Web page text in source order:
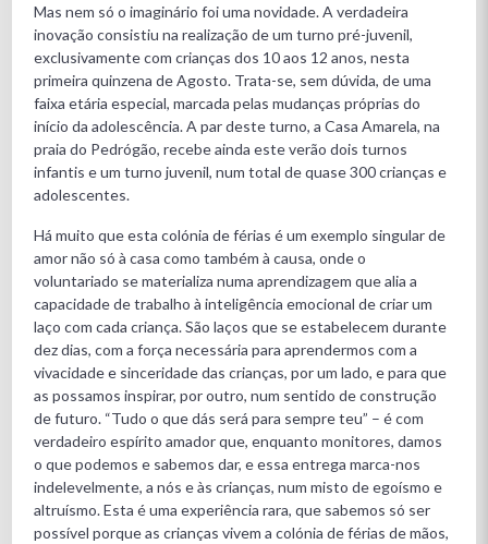
Mas nem só o imaginário foi uma novidade. A verdadeira
inovação consistiu na realização de um turno pré-juvenil,
exclusivamente com crianças dos 10 aos 12 anos, nesta
primeira quinzena de Agosto. Trata-se, sem dúvida, de uma
faixa etária especial, marcada pelas mudanças próprias do
início da adolescência. A par deste turno, a Casa Amarela, na
praia do Pedrógão, recebe ainda este verão dois turnos
infantis e um turno juvenil, num total de quase 300 crianças e
adolescentes.
Há muito que esta colónia de férias é um exemplo singular de
amor não só à casa como também à causa, onde o
voluntariado se materializa numa aprendizagem que alia a
capacidade de trabalho à inteligência emocional de criar um
laço com cada criança. São laços que se estabelecem durante
dez dias, com a força necessária para aprendermos com a
vivacidade e sinceridade das crianças, por um lado, e para que
as possamos inspirar, por outro, num sentido de construção
de futuro. “Tudo o que dás será para sempre teu” – é com
verdadeiro espírito amador que, enquanto monitores, damos
o que podemos e sabemos dar, e essa entrega marca-nos
indelevelmente, a nós e às crianças, num misto de egoísmo e
altruísmo. Esta é uma experiência rara, que sabemos só ser
possível porque as crianças vivem a colónia de férias de mãos,